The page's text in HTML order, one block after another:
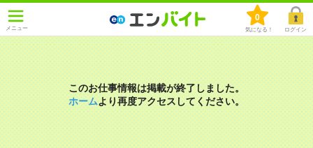
メニュー
0
気になる！ ログイン
このお仕事情報は掲載が終了しました。
ホームより再度アクセスしてください。